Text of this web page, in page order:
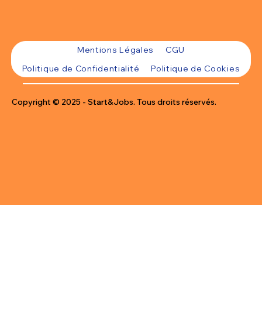
Copyright © 2025 - Start&Jobs. Tous droits réservés.
Mentions Légales
CGU
Politique de Confidentialité
Politique de Cookies